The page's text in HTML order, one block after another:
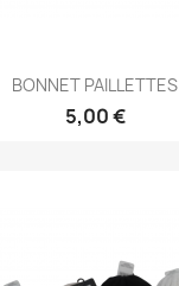
BONNET PAILLETTES
5,00 €